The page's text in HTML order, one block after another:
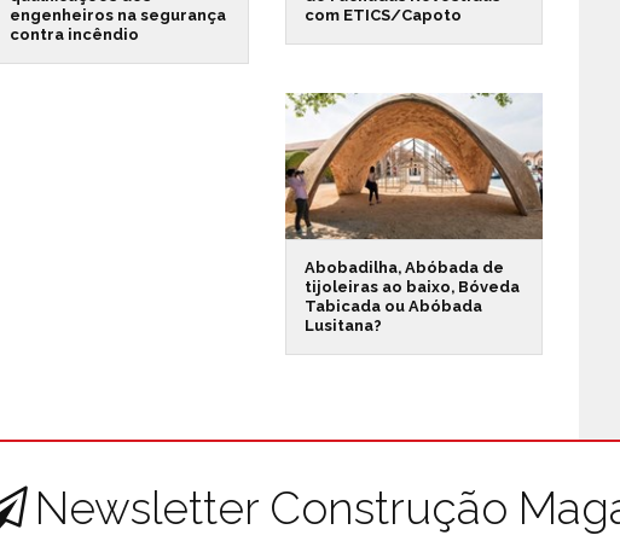
engenheiros na segurança
contra incêndio
com ETICS/Capoto
Abobadilha, Abóbada de
tijoleiras ao baixo, Bóveda
Tabicada ou Abóbada
Lusitana?
Newsletter Construção